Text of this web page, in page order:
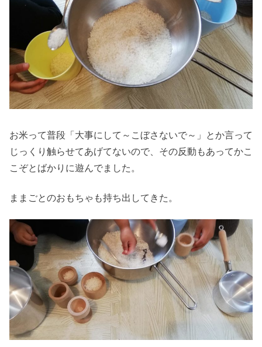
お米って普段「大事にして～こぼさないで～」とか言って
じっくり触らせてあげてないので、その反動もあってかこ
こぞとばかりに遊んでました。
ままごとのおもちゃも持ち出してきた。